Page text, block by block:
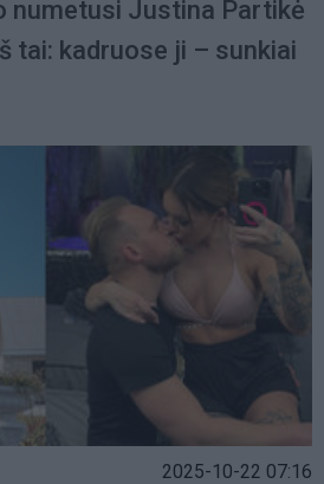
numetusi Justina Partikė
tai: kadruose ji – sunkiai
2025-10-22 07:16